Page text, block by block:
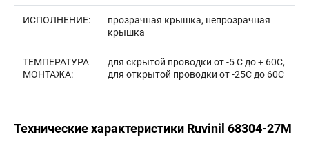
ИСПОЛНЕНИЕ:
прозрачная крышка, непрозрачная
крышка
ТЕМПЕРАТУРА
МОНТАЖА:
для скрытой проводки от -5 С до + 60С,
для открытой проводки от -25С до 60С
Технические характеристики Ruvinil 68304-27М